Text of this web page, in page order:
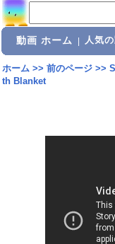
動画 ホーム 人気
ホーム>> 前のページ>>
th Blanket